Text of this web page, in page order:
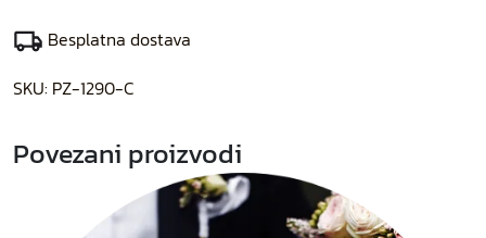
Besplatna dostava
SKU: PZ-1290-C
Povezani proizvodi